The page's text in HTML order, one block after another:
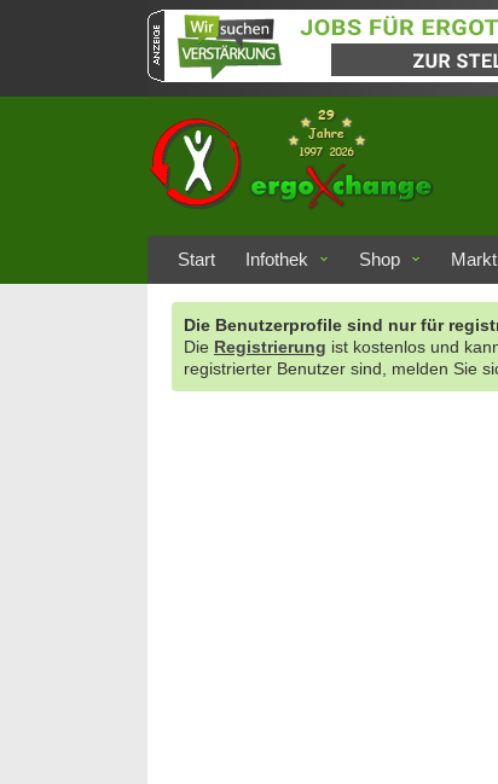
Start Infothek Shop
Die Benutzerprofile sind nur für
Die Registrierung ist kostenlos und
registrierter Benutzer sind, melden Sie